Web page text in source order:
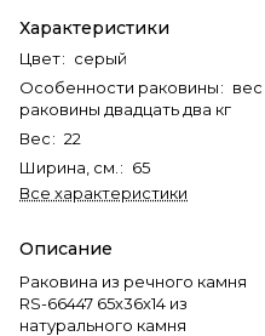
Характеристики
Цвет: серый
Особенности раковины: вес
раковины двадцать два кг
Вес: 22
Ширина, см. : 65
Все характеристики
Описание
Раковина из речного камня
RS-66447 65х36х14 из
натурального камня